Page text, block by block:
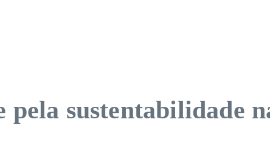
pela sustentabilidade